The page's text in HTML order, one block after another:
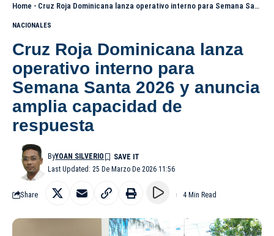
Home - Cruz Roja Dominicana lanza operativo interno para Semana Santa 2026 y anuncia amplia capacidad de respuesta
NACIONALES
Cruz Roja Dominicana lanza
operativo interno para
Semana Santa 2026 y anuncia
amplia capacidad de
respuesta
Last Updated: 25 De Marzo De 2026 11:56
ByYOAN SILVERIO
Share 4 Min Read